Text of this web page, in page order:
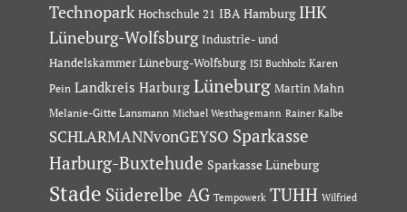
Technopark Hochschule 21 IBA Hamburg IHK
Lüneburg-Wolfsburg Industrie- und
Handelskammer Lüneburg-Wolfsburg ISI Buchholz Karen
Pein Landkreis Harburg Lüneburg Martin Mahn
Melanie-Gitte Lansmann Michael Westhagemann Rainer Kalbe
SCHLARMANNvonGEYSO Sparkasse
Harburg-Buxtehude Sparkasse Lüneburg
Stade Süderelbe AG Tempowerk TUHH Wilfried